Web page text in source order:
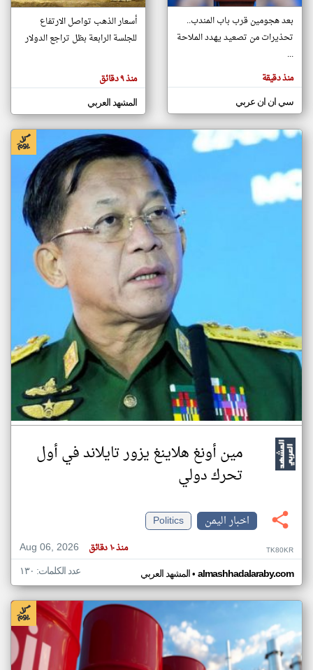
اخبار اليمن على مدار الساعة
أهم اخبار اليمن العاجلة والمباشرة
المقالات
الموجوده
هنا عن
كاتبيها.
بعد هجومين قرب باب المندب..
تحذيرات من تصعيد يهدد الملاحة
...
منذ دقيقة
سي ان ان عربي
أسعار الذهب تواصل الارتفاع
للجلسة الرابعة بظل تراجع الدولار
منذ ٩ دقائق
المشهد العربي
مين أونغ هلاينغ يزور تايلاند في أول
تحرك دولي
اخبار اليمن
Politics
Aug 06, 2026
منذ ١٠ دقائق TK80KR
المشهد العربي• almashhadalaraby.com عدد الكلمات: ١٣٠
klyoum.com